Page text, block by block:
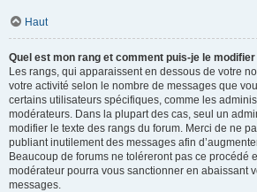
Haut
Quel est mon rang et comment puis-je le modifier
Les rangs, qui apparaissent en dessous de votre
votre activité selon le nombre de messages que
certains utilisateurs spécifiques, comme les
modérateurs. Dans la plupart des cas, seul un
modifier le texte des rangs du forum. Merci de ne
publiant inutilement des messages afin
Beaucoup de forums ne toléreront pas ce procédé
modérateur pourra vous sanctionner en abaissant
messages.